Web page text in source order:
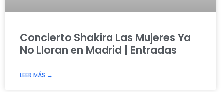
Concierto Shakira Las Mujeres Ya
No Lloran en Madrid | Entradas
LEER MÁS →